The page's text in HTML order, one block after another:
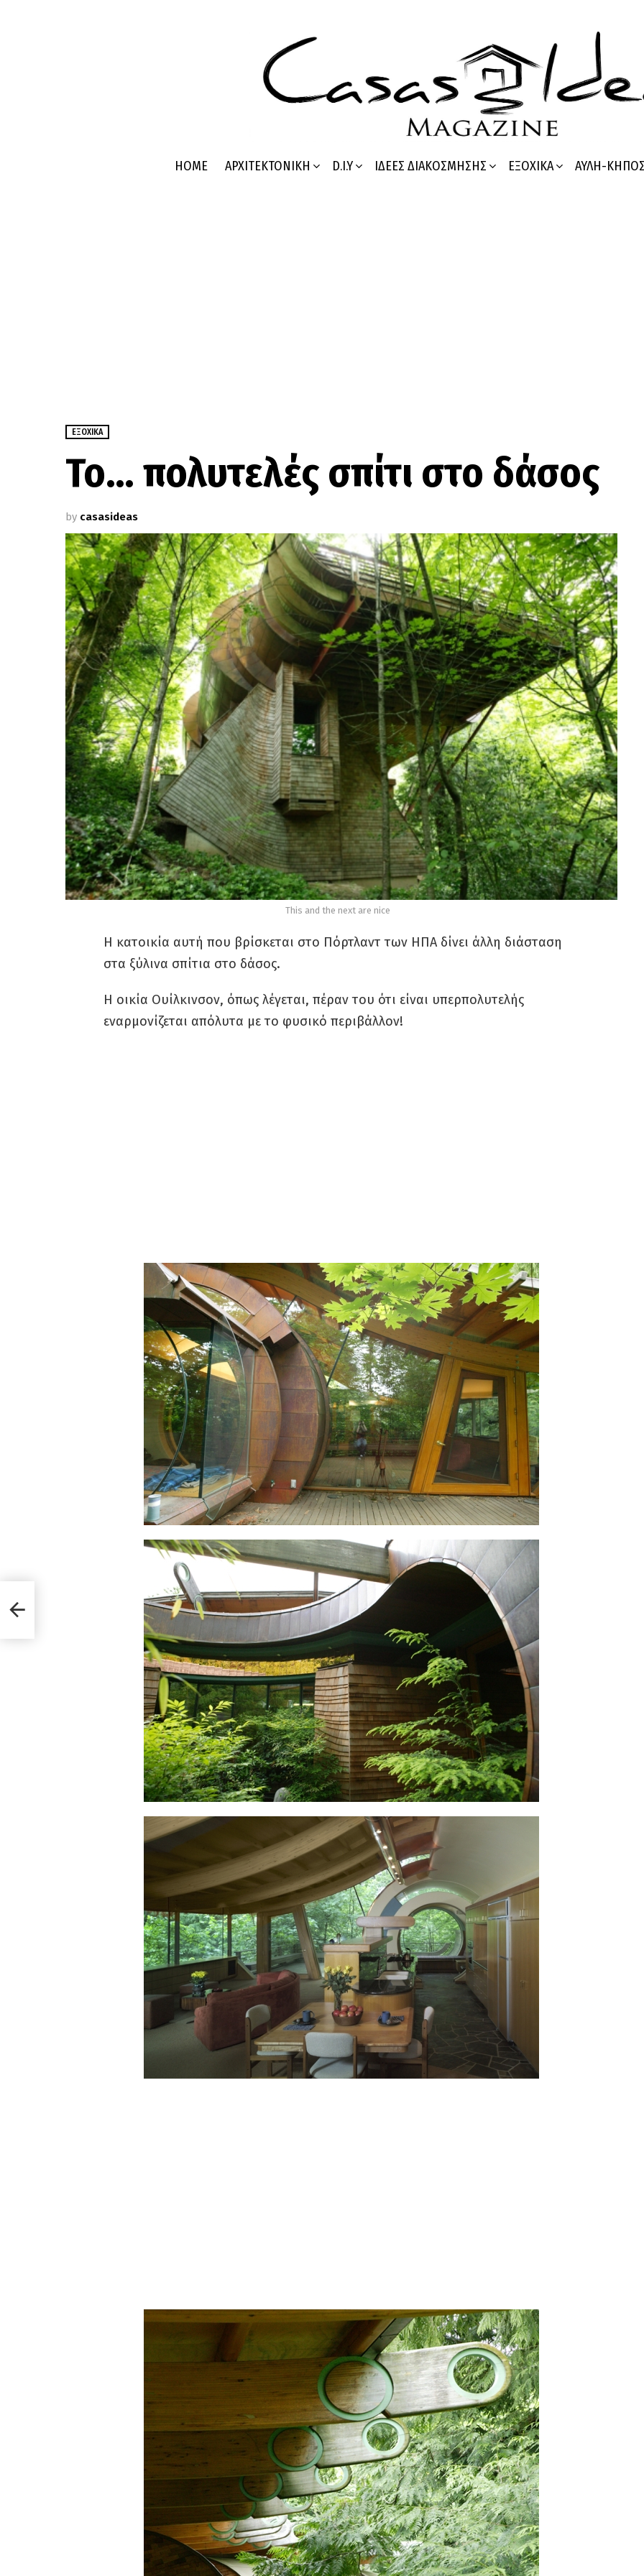
HOME ΑΡΧΙΤΕΚΤΟΝΙΚΉ D.I.Y ΙΔΈΕΣ ΔΙΑΚΌΣΜΗΣΗΣ ΕΞΟΧΙΚΆ ΑΥΛΉ-
ΕΞΟΧΙΚΆ
Το… πολυτελές σπίτι στο δάσος
by casasideas
This and the next are nice
H κατοικία αυτή που βρίσκεται στο Πόρτλαντ των ΗΠΑ δίνει άλλη διάσταση
στα ξύλινα σπίτια στο δάσος.
Η οικία Ουίλκινσον, όπως λέγεται, πέραν του ότι είναι υπερπολυτελής
εναρμονίζεται απόλυτα με το φυσικό περιβάλλον!